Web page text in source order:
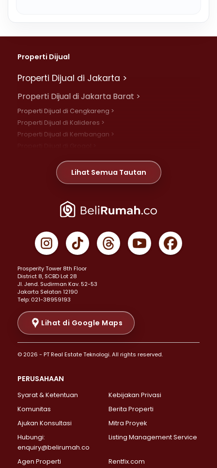
Properti Dijual
Properti Dijual di Jakarta >
Properti Dijual di Jakarta Barat >
Properti Dijual di Cengkareng >
Properti Dijual di Kalideres >
Properti Dijual di Kembangan >
Properti Dijual di Meruya >
Properti Dijual di Jelambar >
Properti Dijual di Jakarta Pusat >
Properti Dijual di Gambir >
Properti Dijual di Johar Baru >
Properti Dijual di Menteng >
Properti Dijual di Senen >
Properti Dijual di Tanah Abang >
Properti Dijual di Cikini >
Properti Dijual di Kramat >
Properti Dijual di Pasar Baru >
Properti Dijual di Bendungan Hilir >
Properti Dijual di Jakarta Selatan >
Properti Dijual di Lebak Bulus >
Properti Dijual di Gandaria Selatan >
Properti Dijual di Pondok Labu >
Properti Dijual di Lenteng Agung >
Properti Dijual di Senayan >
Properti Dijual di Pondok Pinang >
Lihat Semua Tautan
Prosperity Tower 8th Floor
District 8, SCBD Lot 28
JI. Jend. Sudirman Kav. 52-53
Jakarta Selatan 12190
Telp: 021-38959193
Lihat di Google Maps
© 2026 - PT Real Estate Teknologi. All rights reserved.
PERUSAHAAN
Syarat & Ketentuan
Kebijakan Privasi
Komunitas
Berita Properti
Ajukan Konsultasi
Mitra Proyek
Hubungi:
enquiry@belirumah.co
Listing Management Service
Agen Properti Rentfix.com